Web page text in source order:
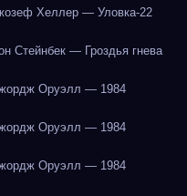
Хеллер — Уловка-22
Стейнбек — Гроздья гнева
Оруэлл — 1984
Оруэлл — 1984
Оруэлл — 1984